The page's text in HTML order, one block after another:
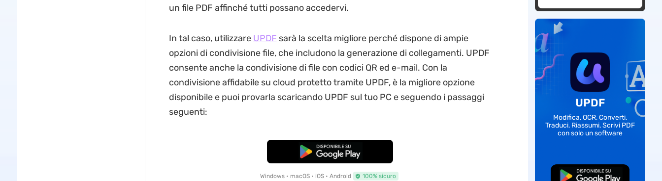
un file PDF affinché tutti possano accedervi.
In tal caso, utilizzare UPDF sarà la scelta migliore perché dispone di ampie
opzioni di condivisione file, che includono la generazione di collegamenti. UPDF
consente anche la condivisione di file con codici QR ed e-mail. Con la
condivisione affidabile su cloud protetto tramite UPDF, è la migliore opzione
disponibile e puoi provarla scaricando UPDF sul tuo PC e seguendo i passaggi
seguenti:
Download Gratis
Windows • macOS • iOS • Android 100% sicuro
UPDF
Modifica, OCR, Converti,
Traduci, Riassumi, Scrivi PDF
con solo un software
Download Gratis